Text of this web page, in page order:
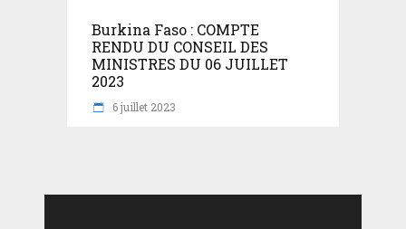
Burkina Faso : COMPTE
RENDU DU CONSEIL DES
MINISTRES DU 06 JUILLET
2023
6 juillet 2023